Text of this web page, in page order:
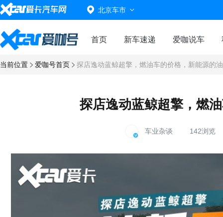
北京车市
首页 新车速递 爱咖说车
当前位置 爱咖号首页 探店逸动蓝鲸超擎，燃油车的价格，新能源的
探店逸动蓝鲸超擎，燃
车业杂谈 142浏览